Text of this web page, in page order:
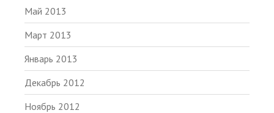
Май 2013
Март 2013
Январь 2013
Декабрь 2012
Ноябрь 2012